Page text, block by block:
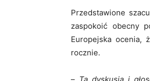
Przedstawione
zaspokoić obecny
Europejska ocenia,
rocznie.